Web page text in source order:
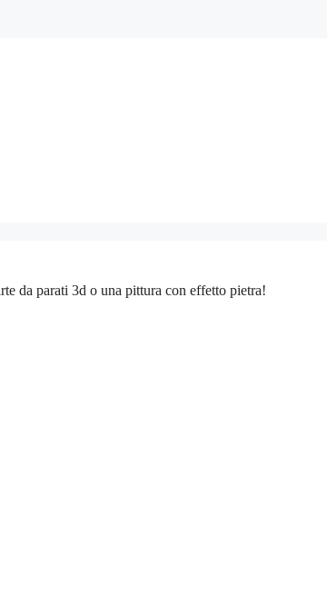
da parati 3d o una pittura con effetto pietra!